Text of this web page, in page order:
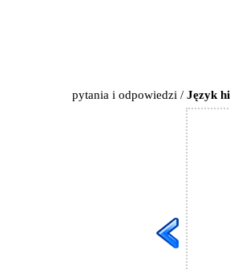
pytania i odpowiedzi / Język